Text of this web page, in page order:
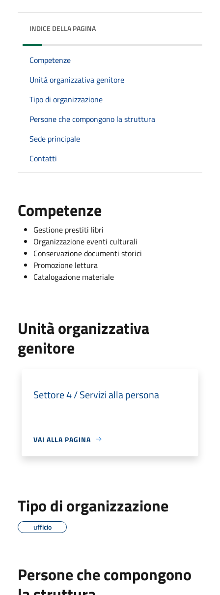
INDICE DELLA PAGINA
Competenze
Unità organizzativa genitore
Tipo di organizzazione
Persone che compongono la struttura
Sede principale
Contatti
Competenze
Gestione prestiti libri
Organizzazione eventi culturali
Conservazione documenti storici
Promozione lettura
Catalogazione materiale
Unità organizzativa
genitore
Settore 4 / Servizi alla persona
VAI ALLA PAGINA
Tipo di organizzazione
ufficio
Persone che compongono